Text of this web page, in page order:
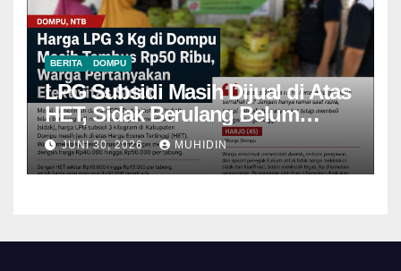
BERITA DOMPU
LPG Subsidi Masih Dijual di Atas
HET, Sidak Berulang Belum
Mampu Menekan Harga
JUNI 30, 2026 MUHIDIN